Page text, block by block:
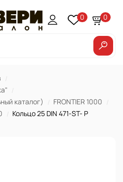
0 0
каталог)
FRONTIER 1000
Кольцо 25 DIN 471-ST- P